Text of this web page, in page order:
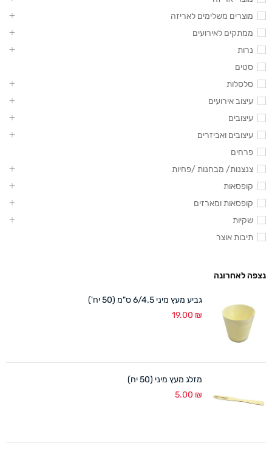
מוצרים משלימים לאריזה
ממתקים לאירועים
נרות
סטים
סלסלות
עיצוב אירועים
עיצובים
עיצובים ואביזרים
פרחים
צנצנות/ מבחנות /פחיות
קופסאות
קופסאות ומארזים
שקיות
תיבות אוצר
נצפה לאחרונה
גביע מעץ מיני 6/4.5 ס"מ (50 יח')
19.00 ₪
מזלג מעץ מיני (50 יח)
5.00 ₪